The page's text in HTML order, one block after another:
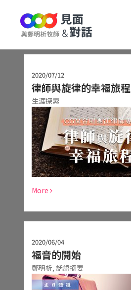
2020/07/12
律師與旋律的幸福旅程
生涯探索
More
2020/06/04
福音的開始
鄭明析, 話語摘要